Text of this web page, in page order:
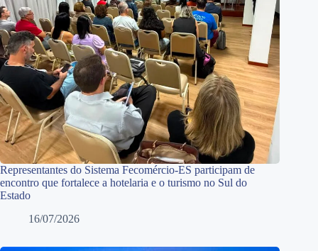
Representantes do Sistema Fecomércio-ES participam de
encontro que fortalece a hotelaria e o turismo no Sul do
Estado
16/07/2026